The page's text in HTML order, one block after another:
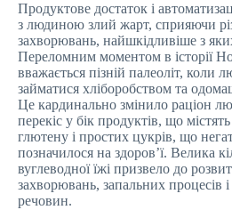
Продуктове достаток і
з людиною злий жарт, сприяючи
захворювань, найшкідливіше з
Переломним моментом в історії
вважається пізній палеоліт, коли
займатися хліборобством та
Це кардинально змінило раціон
перекіс у бік продуктів, що
глютену і простих цукрів, що
позначилося на здоров’ї. Велика
вуглеводної їжі призвело до
захворювань, запальних процесів
речовин.